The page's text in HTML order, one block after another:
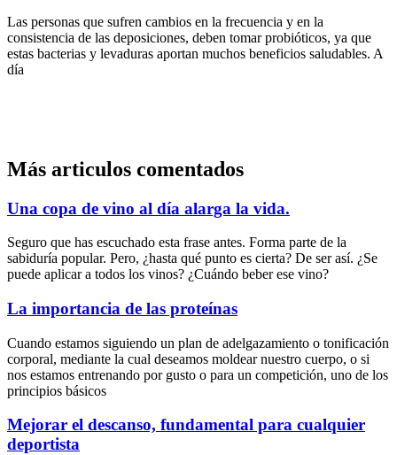
Las personas que sufren cambios en la frecuencia y en la
consistencia de las deposiciones, deben tomar probióticos, ya que
estas bacterias y levaduras aportan muchos beneficios saludables. A
día
Más articulos comentados
Una copa de vino al día alarga la vida.
Seguro que has escuchado esta frase antes. Forma parte de la
sabiduría popular. Pero, ¿hasta qué punto es cierta? De ser así. ¿Se
puede aplicar a todos los vinos? ¿Cuándo beber ese vino?
La importancia de las proteínas
Cuando estamos siguiendo un plan de adelgazamiento o tonificación
corporal, mediante la cual deseamos moldear nuestro cuerpo, o si
nos estamos entrenando por gusto o para un competición, uno de los
principios básicos
Mejorar el descanso, fundamental para cualquier
deportista